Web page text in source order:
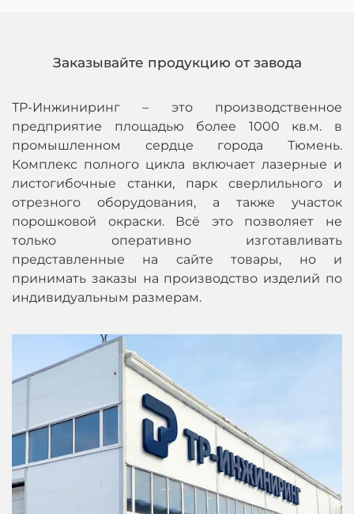
Заказывайте продукцию от завода
ТР-Инжиниринг – это производственное
предприятие площадью более 1000 кв.м. в
промышленном сердце города Тюмень.
Комплекс полного цикла включает лазерные и
листогибочные станки, парк сверлильного и
отрезного оборудования, а также участок
порошковой окраски. Всё это позволяет не
только оперативно изготавливать
представленные на сайте товары, но и
принимать заказы на производство изделий по
индивидуальным размерам.